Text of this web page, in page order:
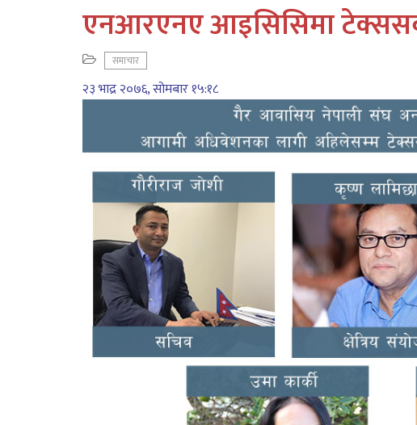
एनआरएनए आइसिसिमा
समाचार
२३ भाद्र २०७६, सोमबार १५:१८